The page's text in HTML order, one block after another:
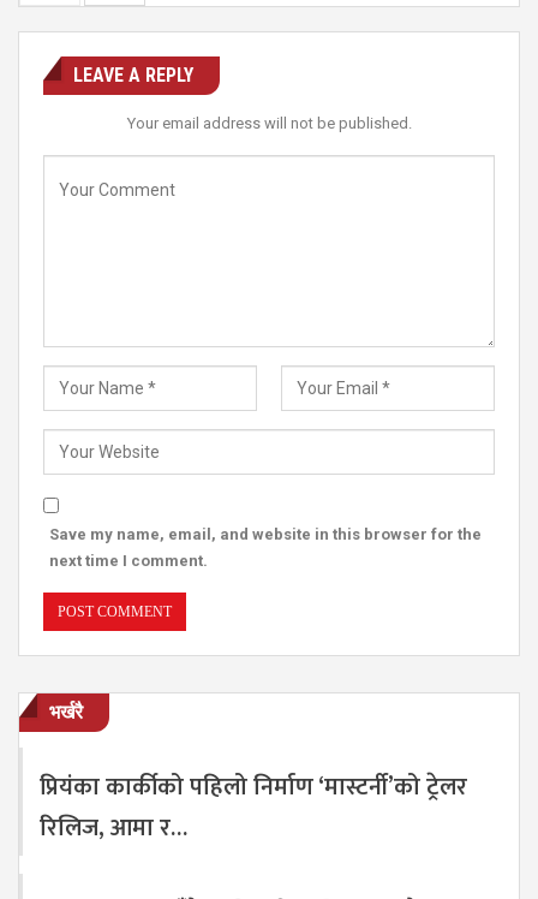
LEAVE A REPLY
Your email address will not be published.
Save my name, email, and website in this browser for the
next time I comment.
भर्खरै
प्रियंका कार्कीको पहिलो निर्माण ‘मास्टर्नी’को ट्रेलर
रिलिज, आमा र…